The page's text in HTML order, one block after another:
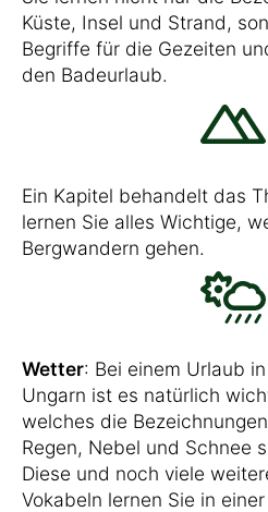
Küste, Insel und Strand,
Begriffe für die Gezeiten
den Badeurlaub.
Ein Kapitel behandelt das
lernen Sie alles Wichtige,
Bergwandern gehen.
Wetter: Bei einem Urlaub
Ungarn ist es natürlich
welches die
Regen, Nebel und Schnee
Diese und noch viele
Vokabeln lernen Sie in